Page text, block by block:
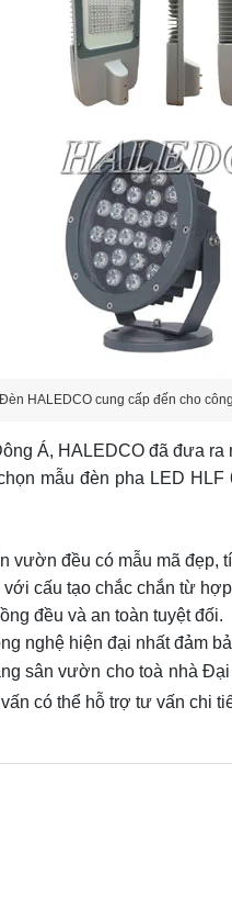
Đèn HALEDCO cung cấp đến cho
Á, HALEDCO đã đưa
mẫu đèn pha LED
vườn đều có mẫu mã đẹp,
cấu tạo chắc chắn từ
đều và an toàn tuyệt đối.
nghệ hiện đại nhất đảm
sân vườn cho toà nhà
có thể hỗ trợ tư vấn chi